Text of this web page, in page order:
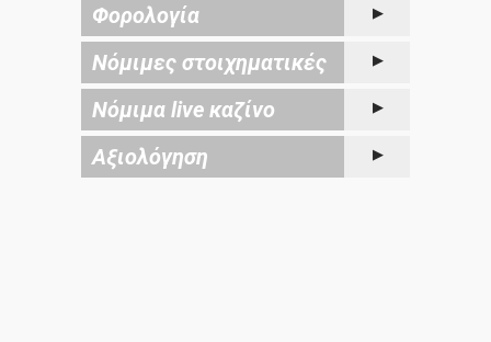
Φορολογία
Νόμιμες στοιχηματικές
Νόμιμα live καζίνο
Αξιολόγηση